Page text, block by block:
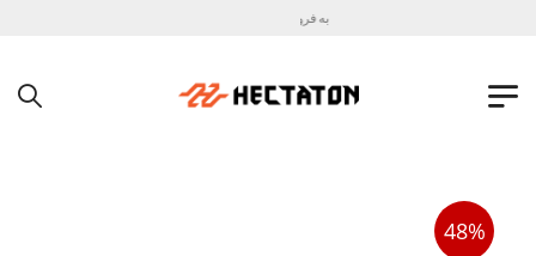
به فروشگاه اینترنتی هکتاتون خوش آمدید !
48%